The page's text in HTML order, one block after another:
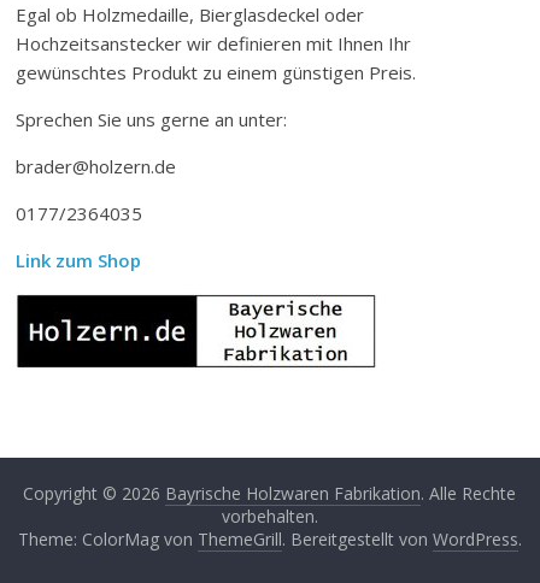
Egal ob Holzmedaille, Bierglasdeckel oder
Hochzeitsanstecker wir definieren mit Ihnen Ihr
gewünschtes Produkt zu einem günstigen Preis.
Sprechen Sie uns gerne an unter:
brader@holzern.de
0177/2364035
Link zum Shop
Copyright © 2026 Bayrische Holzwaren Fabrikation. Alle Rechte
vorbehalten.
Theme: ColorMag von ThemeGrill. Bereitgestellt von WordPress.